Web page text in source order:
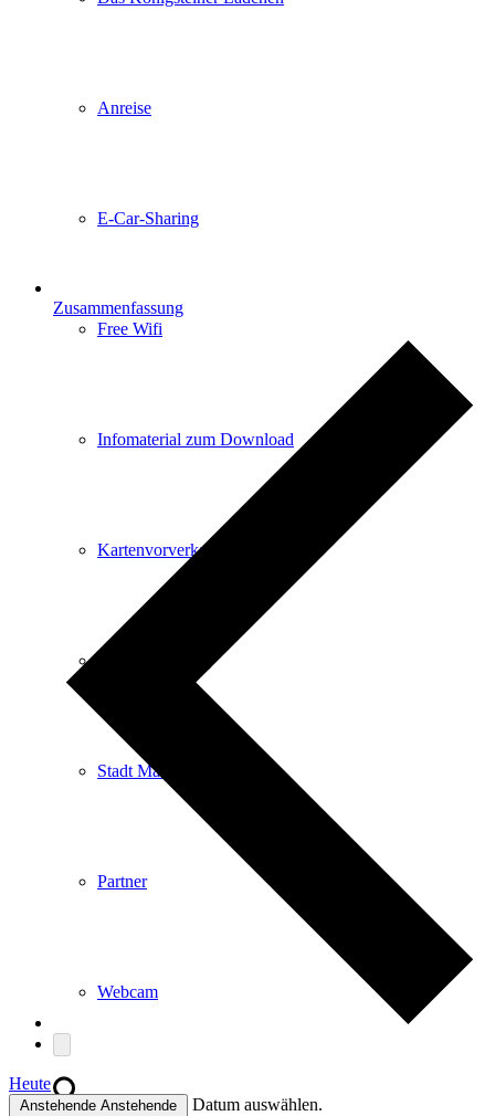
Anreise
E-Car-Sharing
Free Wifi
Infomaterial zum Download
Kartenvorverkauf
Stadt Mängelmelder
Partner
Webcam
Suche
Zusammenfassung
Heute
Anstehende Anstehende Datum auswählen.